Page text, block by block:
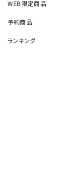
WEB限定商品
予約商品
ランキング